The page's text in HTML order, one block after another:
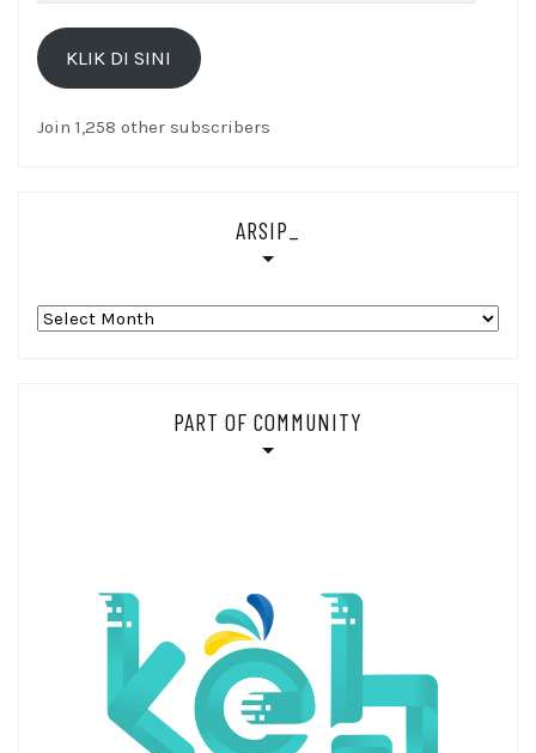
Email
KLIK DI SINI
Join 1,258 other subscribers
ARSIP_
Arsip_
PART OF COMMUNITY